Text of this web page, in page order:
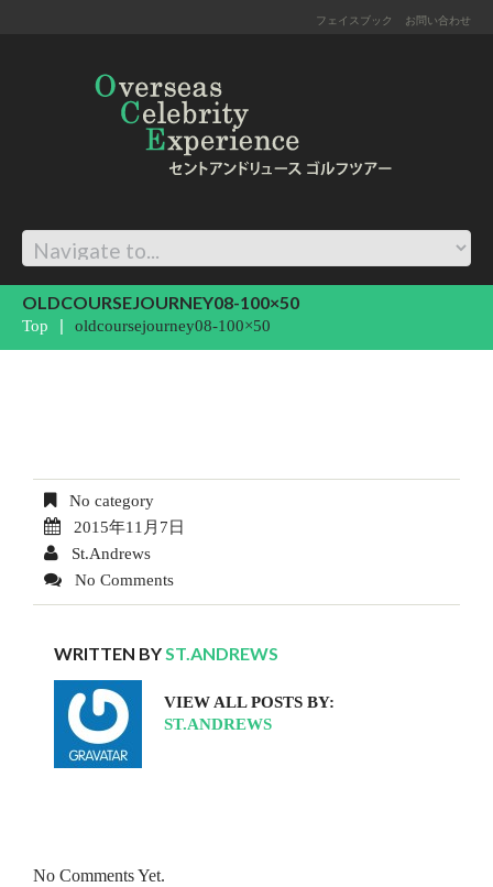
フェイスブック お問い合わせ
OLDCOURSEJOURNEY08-100×50
Top oldcoursejourney08-100×50
No category
2015年11月7日
St.Andrews
No Comments
WRITTEN BYST.ANDREWS
VIEW ALL POSTS BY:
ST.ANDREWS
No Comments Yet.